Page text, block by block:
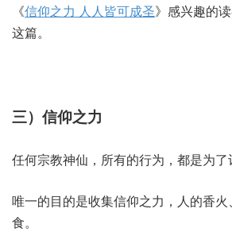
《信仰之力 人人皆可成圣》感兴趣的
这篇。
三）信仰之力
任何宗教神仙，所有的行为，都是为了
唯一的目的是收集信仰之力，人的香
食。